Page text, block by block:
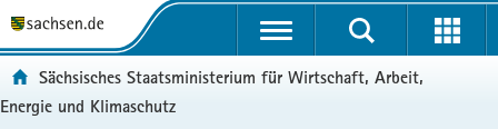
t
a
u
p
e
r
Portalübergreifende
Sächsisches Staatsministerium für Wirtschaft, Arbeit,
Energie und Klimaschutz